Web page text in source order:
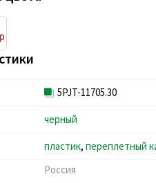
5PJT-11705.30
черный
пластик, переплетный
Россия